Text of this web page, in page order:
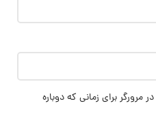
مرورگر برای زمانی که دوباره